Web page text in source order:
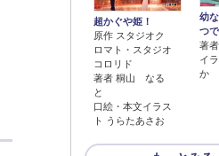
超かぐや姫！
原作 スタジオク
ロマト・スタジオ
コロリド
著者 桐山 なる
と
口絵・本文イラス
ト うらたあさお
幼
つ
著
イ
か